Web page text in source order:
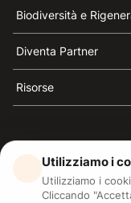
Biodiversità e
Diventa Partner
Risorse
3Bee è il
Utilizziamo i
Utilizziamo i
Cliccando